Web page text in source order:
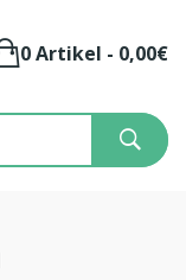
0 Artikel - 0,00€